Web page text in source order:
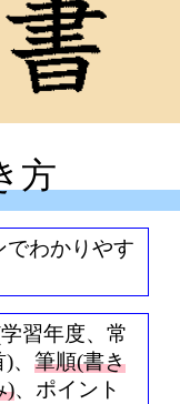
方
でわかりやす
習年度、常
筆順(書き
)、ポイント